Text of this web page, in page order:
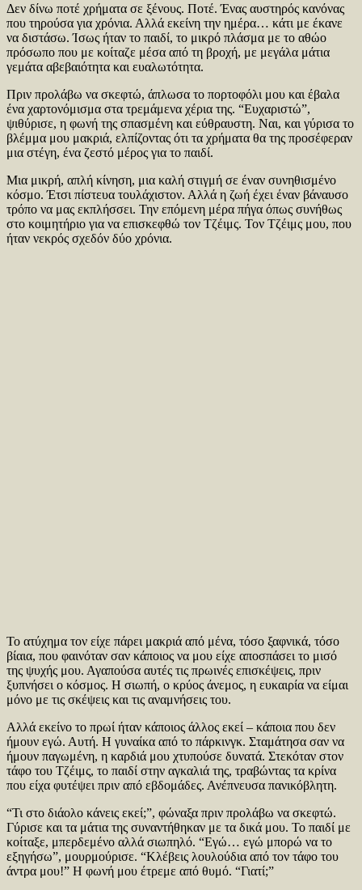
Δεν δίνω ποτέ χρήματα σε ξένους. Ποτέ. Ένας αυστηρός κανόνας
που τηρούσα για χρόνια. Αλλά εκείνη την ημέρα… κάτι με έκανε
να διστάσω. Ίσως ήταν το παιδί, το μικρό πλάσμα με το αθώο
πρόσωπο που με κοίταζε μέσα από τη βροχή, με μεγάλα μάτια
γεμάτα αβεβαιότητα και ευαλωτότητα.
Πριν προλάβω να σκεφτώ, άπλωσα το πορτοφόλι μου και έβαλα
ένα χαρτονόμισμα στα τρεμάμενα χέρια της. “Ευχαριστώ”,
ψιθύρισε, η φωνή της σπασμένη και εύθραυστη. Ναι, και γύρισα το
βλέμμα μου μακριά, ελπίζοντας ότι τα χρήματα θα της προσέφεραν
μια στέγη, ένα ζεστό μέρος για το παιδί.
Μια μικρή, απλή κίνηση, μια καλή στιγμή σε έναν συνηθισμένο
κόσμο. Έτσι πίστευα τουλάχιστον. Αλλά η ζωή έχει έναν βάναυσο
τρόπο να μας εκπλήσσει. Την επόμενη μέρα πήγα όπως συνήθως
στο κοιμητήριο για να επισκεφθώ τον Τζέιμς. Τον Τζέιμς μου, που
ήταν νεκρός σχεδόν δύο χρόνια.
Το ατύχημα τον είχε πάρει μακριά από μένα, τόσο ξαφνικά, τόσο
βίαια, που φαινόταν σαν κάποιος να μου είχε αποσπάσει το μισό
της ψυχής μου. Αγαπούσα αυτές τις πρωινές επισκέψεις, πριν
ξυπνήσει ο κόσμος. Η σιωπή, ο κρύος άνεμος, η ευκαιρία να είμαι
μόνο με τις σκέψεις και τις αναμνήσεις του.
Αλλά εκείνο το πρωί ήταν κάποιος άλλος εκεί – κάποια που δεν
ήμουν εγώ. Αυτή. Η γυναίκα από το πάρκινγκ. Σταμάτησα σαν να
ήμουν παγωμένη, η καρδιά μου χτυπούσε δυνατά. Στεκόταν στον
τάφο του Τζέιμς, το παιδί στην αγκαλιά της, τραβώντας τα κρίνα
που είχα φυτέψει πριν από εβδομάδες. Ανέπνευσα πανικόβλητη.
“Τι στο διάολο κάνεις εκεί;”, φώναξα πριν προλάβω να σκεφτώ.
Γύρισε και τα μάτια της συναντήθηκαν με τα δικά μου. Το παιδί με
κοίταξε, μπερδεμένο αλλά σιωπηλό. “Εγώ… εγώ μπορώ να το
εξηγήσω”, μουρμούρισε. “Κλέβεις λουλούδια από τον τάφο του
άντρα μου!” Η φωνή μου έτρεμε από θυμό. “Γιατί;”